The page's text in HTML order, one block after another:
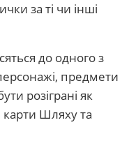
за ті чи інші
до одного з
предмети
розіграні як
карти Шляху та